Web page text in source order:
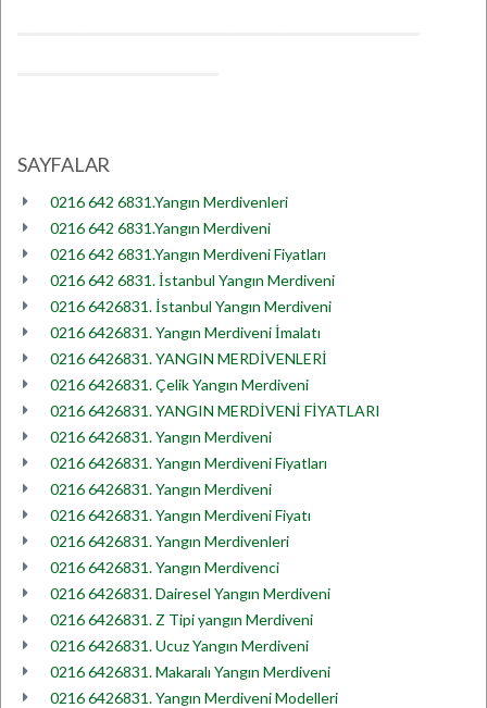
SAYFALAR
0216 642 6831.Yangın Merdivenleri
0216 642 6831.Yangın Merdiveni
0216 642 6831.Yangın Merdiveni Fiyatları
0216 642 6831. İstanbul Yangın Merdiveni
0216 6426831. İstanbul Yangın Merdiveni
0216 6426831. Yangın Merdiveni İmalatı
0216 6426831. YANGIN MERDİVENLERİ
0216 6426831. Çelik Yangın Merdiveni
0216 6426831. YANGIN MERDİVENİ FİYATLARI
0216 6426831. Yangın Merdiveni
0216 6426831. Yangın Merdiveni Fiyatları
0216 6426831. Yangın Merdiveni
0216 6426831. Yangın Merdiveni Fiyatı
0216 6426831. Yangın Merdivenleri
0216 6426831. Yangın Merdivenci
0216 6426831. Dairesel Yangın Merdiveni
0216 6426831. Z Tipi yangın Merdiveni
0216 6426831. Ucuz Yangın Merdiveni
0216 6426831. Makaralı Yangın Merdiveni
0216 6426831. Yangın Merdiveni Modelleri